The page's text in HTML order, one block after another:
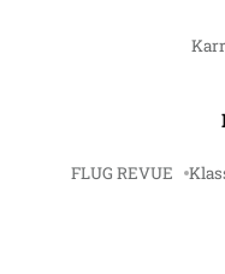
FLUG REVUE